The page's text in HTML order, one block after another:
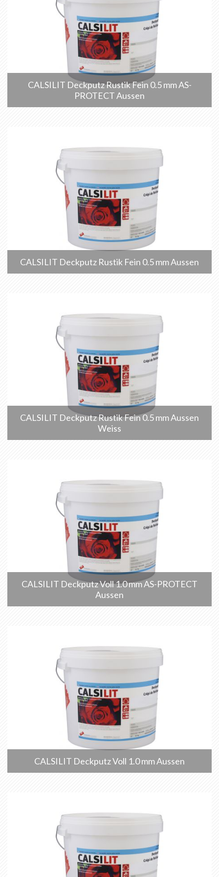
CALSILIT Deckputz Rustik Fein 0.5 mm AS-
PROTECT Aussen
CALSILIT Deckputz Rustik Fein 0.5 mm Aussen
CALSILIT Deckputz Rustik Fein 0.5 mm Aussen
Weiss
CALSILIT Deckputz Voll 1.0 mm AS-PROTECT
Aussen
CALSILIT Deckputz Voll 1.0 mm Aussen